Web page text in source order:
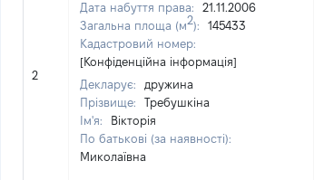
2
Дата набуття права:
21.11.2006
Загальна площа (м2):
145433
Кадастровий номер:
[Конфіденційна інформація]
Декларує:
дружина
Прізвище:
Требушкіна
Ім'я:
Вікторія
По батькові (за наявності):
Миколаївна